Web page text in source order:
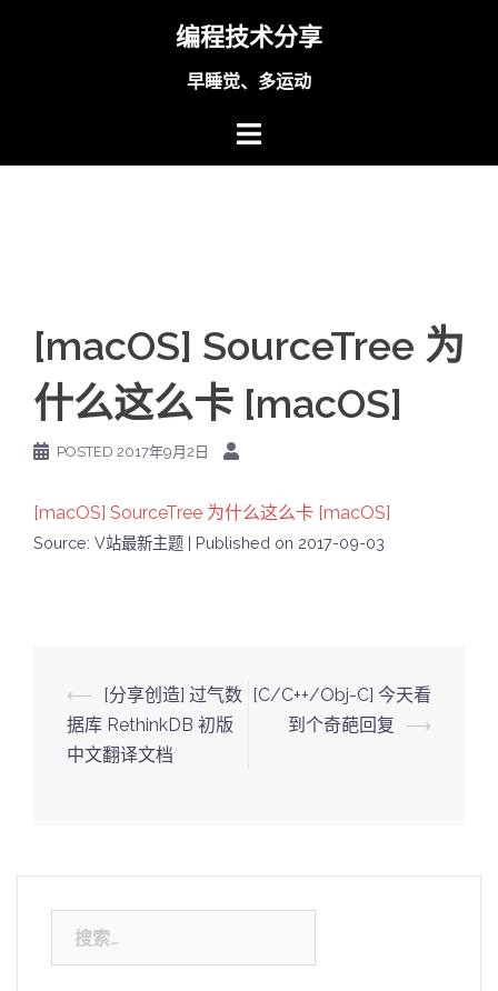
编程技术分享
早睡觉、多运动
[macOS] SourceTree 为
什么这么卡 [macOS]
POSTED 2017年9月2日
[macOS] SourceTree 为什么这么卡 [macOS]
Source: V站最新主题 Published on 2017-09-03
Post
navigation
⟵
[分享创造] 过气数
据库 RethinkDB 初版
中文翻译文档
[C/C++/Obj-C] 今天看
到个奇葩回复
⟶
索：